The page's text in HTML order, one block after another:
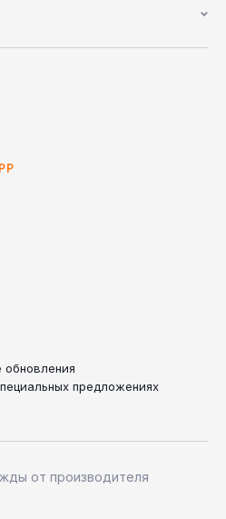
обновления
предложениях
от производителя